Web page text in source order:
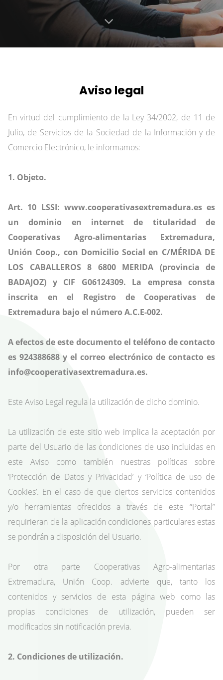
Aviso legal
En virtud del cumplimiento de la Ley 34/2002, de 11 de
Julio, de Servicios de la Sociedad de la Información y de
Comercio Electrónico, le informamos:
1. Objeto.
Art. 10 LSSI: www.cooperativasextremadura.es es
un dominio en internet de titularidad de
Cooperativas Agro-alimentarias Extremadura,
Unión Coop., con Domicilio Social en C/MÉRIDA DE
LOS CABALLEROS 8 6800 MERIDA (provincia de
BADAJOZ) y CIF G06124309. La empresa consta
inscrita en el Registro de Cooperativas de
Extremadura bajo el número A.C.E-002.
A efectos de este documento el teléfono de contacto
es 924388688 y el correo electrónico de contacto es
info@cooperativasextremadura.es.
Este Aviso Legal regula la utilización de dicho dominio.
La utilización de este sitio web implica la aceptación por
parte del Usuario de las condiciones de uso incluidas en
este Aviso como también nuestras políticas sobre
‘Protección de Datos y Privacidad’ y ‘Política de uso de
Cookies’. En el caso de que ciertos servicios contenidos
y/o herramientas ofrecidos a través de este “Portal”
requirieran de la aplicación condiciones particulares estas
se pondrán a disposición del Usuario.
Por otra parte Cooperativas Agro-alimentarias
Extremadura, Unión Coop. advierte que, tanto los
contenidos y servicios de esta página web como las
propias condiciones de utilización, pueden ser
modificados sin notificación previa.
2. Condiciones de utilización.